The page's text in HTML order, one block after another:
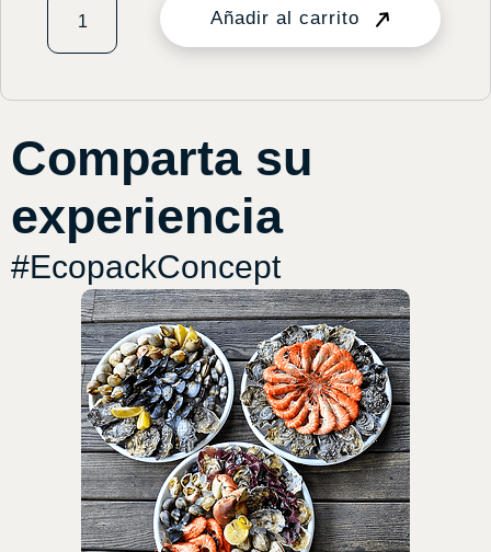
Añadir al carrito
Comparta su
experiencia
#EcopackConcept